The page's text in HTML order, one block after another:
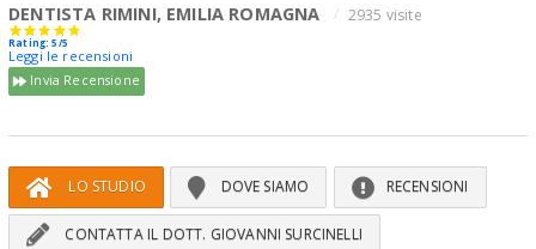
DENTISTA RIMINI, EMILIA ROMAGNA 2935 visite
Rating: 5/5
Leggi le recensioni
Invia Recensione
LO STUDIO DOVE SIAMO RECENSIONI
CONTATTA IL DOTT. GIOVANNI SURCINELLI